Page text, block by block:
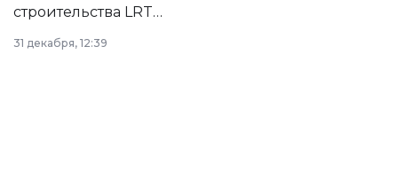
строительства LRT
в Астане из
республиканского
31 декабря, 12:39